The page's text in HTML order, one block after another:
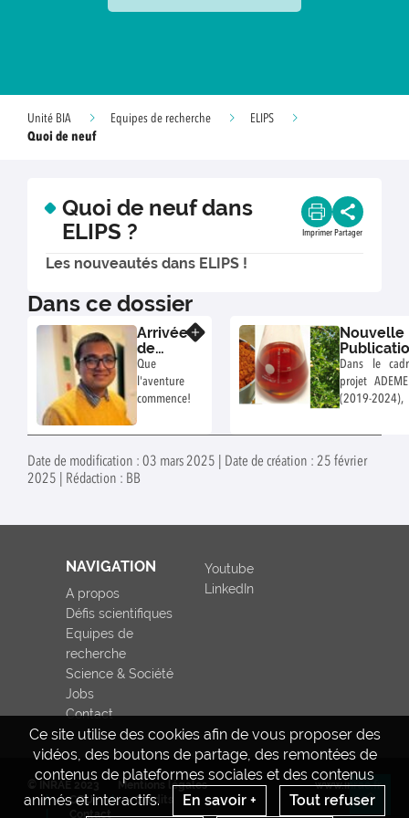
Unité BIA Equipes de recherche
ELIPS
Quoi de neuf
Quoi de neuf dans
ELIPS ?
Imprimer Partager
Les nouveautés dans ELIPS !
Dans ce dossier
Arrivée
de
Suvajit
Que
l'aventure
commence!
Nouvelle
: De la
de co-
produits
vers la
Dans le
projet
(2019-
de cutine de
Date de modification : 03 mars 2025 | Date de création : 25 février
2025 | Rédaction : BB
Ce site utilise des cookies afin de vous proposer des
vidéos, des boutons de partage, des remontées de
contenus de plateformes sociales et des contenus
animés et interactifs.
En savoir + Tout refuser
NAVIGATION
A propos
Défis scientifiques
Equipes de
recherche
Science & Société
Jobs
Contact
Youtube
LinkedIn
Mentions légales
CGU
Crédits
Contact
www.inrae.fr